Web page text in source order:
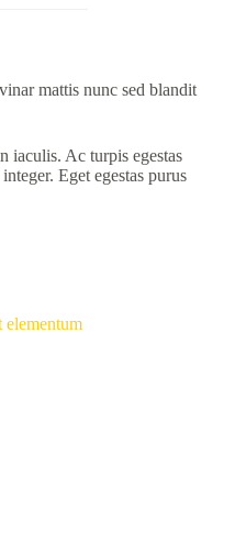
mattis nunc sed blandit
iaculis. Ac turpis egestas
Eget egestas purus